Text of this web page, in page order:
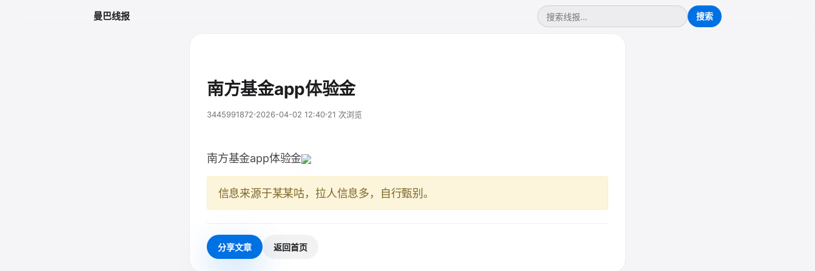
曼巴线报
南方基金app体验金
3445991872 2026-04-02 12:40 21 次浏览
南方基金app体验金
信息来源于某某咕，拉人信息多，自行甄别。
分享文章 返回首页